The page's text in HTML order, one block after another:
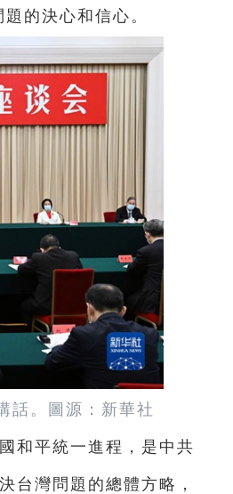
的決心和信心。
話。圖源：新華社
和平統一進程，是中共
台灣問題的總體方略，